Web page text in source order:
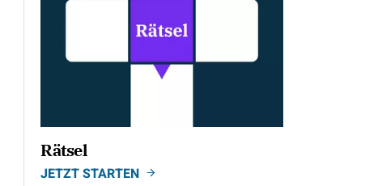
Rätsel
JETZT STARTEN